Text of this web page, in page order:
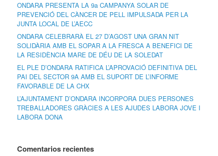
ONDARA PRESENTA LA 9a CAMPANYA SOLAR DE
PREVENCIÓ DEL CÀNCER DE PELL IMPULSADA PER LA
JUNTA LOCAL DE L’AECC
ONDARA CELEBRARÀ EL 27 D’AGOST UNA GRAN NIT
SOLIDÀRIA AMB EL SOPAR A LA FRESCA A BENEFICI DE
LA RESIDÈNCIA MARE DE DÉU DE LA SOLEDAT
EL PLE D’ONDARA RATIFICA L’APROVACIÓ DEFINITIVA DEL
PAI DEL SECTOR 9A AMB EL SUPORT DE L’INFORME
FAVORABLE DE LA CHX
L’AJUNTAMENT D’ONDARA INCORPORA DUES PERSONES
TREBALLADORES GRÀCIES A LES AJUDES LABORA JOVE I
LABORA DONA
Comentarios recientes